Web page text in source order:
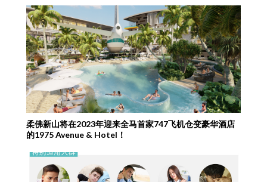
柔佛新山将在2023年迎来全马首家747飞机仓变豪华酒店
的1975 Avenue & Hotel！